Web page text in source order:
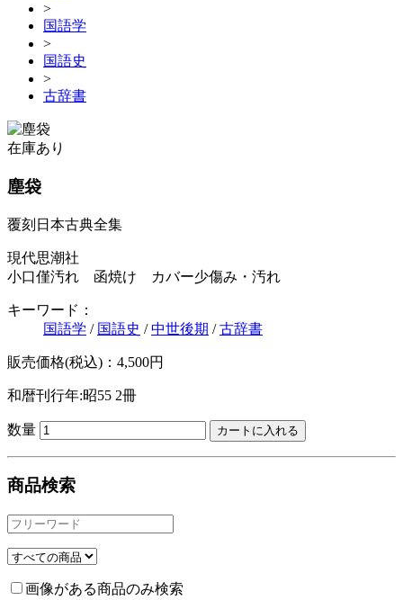
>
国語学
>
国語史
>
古辞書
在庫あり
塵袋
覆刻日本古典全集
現代思潮社
小口僅汚れ 函焼け カバー少傷み・汚れ
キーワード：
国語学 / 国語史 /中世後期 /古辞書
販売価格(税込)：4,500円
和暦刊行年:昭55 2冊
数量
商品検索
画像がある商品のみ検索